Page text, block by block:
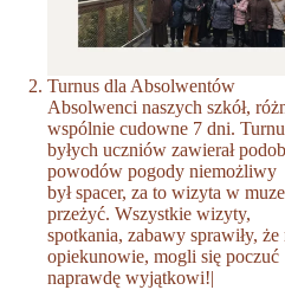
Turnus dla Absolwentów
Absolwenci naszych szkół,
wspólnie cudowne 7 dni.
byłych uczniów zawierał
powodów pogody niemożliwy
był spacer, za to wizyta w
przeżyć. Wszystkie wizyty,
spotkania, zabawy sprawiły,
opiekunowie, mogli się poczuć
naprawdę wyjątkowi!|